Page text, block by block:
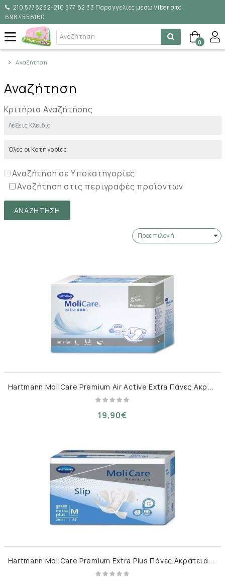
210 5778232-210 577 82 33 Παραγγελίες μέσω Viber στο
6984558160
0
Αναζήτηση
Αναζήτηση
Κριτήρια Αναζήτησης
Αναζήτηση σε Υποκατηγορίες
Αναζήτηση στις περιγραφές προϊόντων
H
artmann MoliCare Premium Air Active Extra Πάνες Ακράτειας Large 30τμχ
19,90€
H
artmann MoliCare Premium Extra Plus Πάνες Ακράτειας Medium 30τμχ